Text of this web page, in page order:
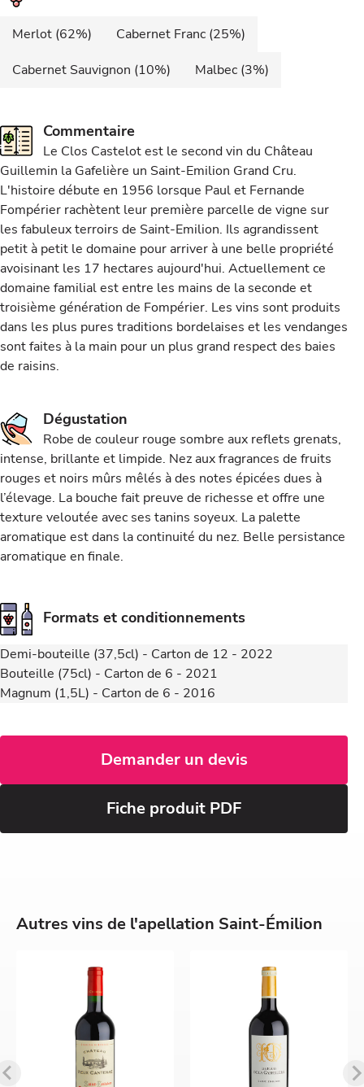
Merlot (62%)
Cabernet Franc (25%)
Cabernet Sauvignon (10%)
Malbec (3%)
Commentaire
Le Clos Castelot est le second vin du Château
Guillemin la Gafelière un Saint-Emilion Grand Cru.
L'histoire débute en 1956 lorsque Paul et Fernande
Fompérier rachètent leur première parcelle de vigne sur
les fabuleux terroirs de Saint-Emilion. Ils agrandissent
petit à petit le domaine pour arriver à une belle propriété
avoisinant les 17 hectares aujourd'hui. Actuellement ce
domaine familial est entre les mains de la seconde et
troisième génération de Fompérier. Les vins sont produits
dans les plus pures traditions bordelaises et les vendanges
sont faites à la main pour un plus grand respect des baies
de raisins.
Dégustation
Robe de couleur rouge sombre aux reflets grenats,
intense, brillante et limpide. Nez aux fragrances de fruits
rouges et noirs mûrs mêlés à des notes épicées dues à
l’élevage. La bouche fait preuve de richesse et offre une
texture veloutée avec ses tanins soyeux. La palette
aromatique est dans la continuité du nez. Belle persistance
aromatique en finale.
Formats et conditionnements
Demi-bouteille (37,5cl) - Carton de 12 - 2022
Bouteille (75cl) - Carton de 6 - 2021
Magnum (1,5L) - Carton de 6 - 2016
Demander un devis
Fiche produit PDF
Autres vins de l'apellation Saint-Émilion